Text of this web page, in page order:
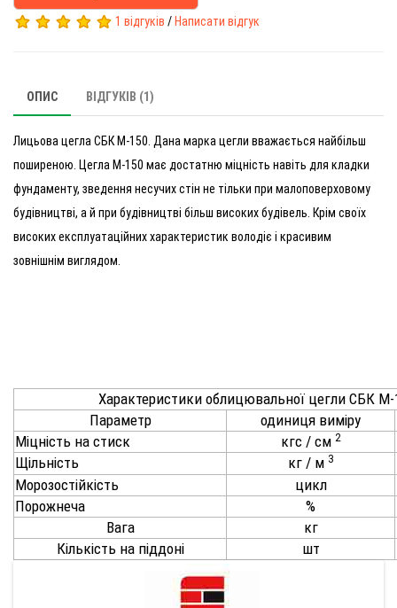
1 відгуків / Написати відгук
ОПИС ВІДГУКІВ (1)
Лицьова цегла СБК М-150. Дана марка цегли вважається найбільш
поширеною. Цегла М-150 має достатню міцність навіть для кладки
фундаменту, зведення несучих стін не тільки при малоповерховому
будівництві, а й при будівництві більш високих будівель. Крім своїх
високих експлуатаційних характеристик володіє і красивим
зовнішнім виглядом.
Характеристики облицювальної цегли СБК М-
Параметр
одиниця виміру
Міцність на стиск
кгс / см 2
Щільність кг / м 3
Морозостійкість
цикл
Порожнеча
%
Вага
кг
Кількість на піддоні
шт